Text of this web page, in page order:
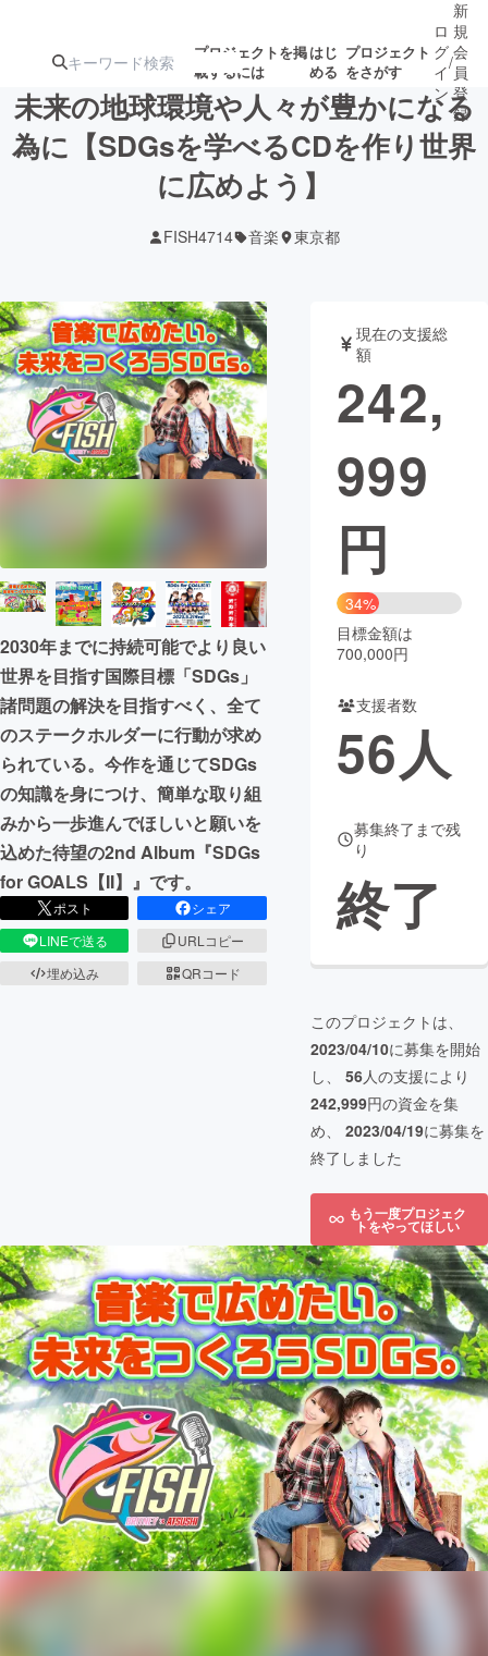
プロジェクトを掲
載するには
はじ
める
プロジェクト
をさがす
注目の新着プロ募集終了が近いプ
ロジェクト
テクノロジー・ガジェット
映像・映画 書籍・雑誌
ビジネス・起業 チャレンジ
CAMPFIRE for Social Good CAMPFIRE Creation
CAMPFIREふるさと納税machi-ya コミュニティ
ロ
グ
イ
ン
/
新
規
会
員
登
録
未来の地球環境や人々が豊かになる
為に【SDGsを学べるCDを作り世界
に広めよう】
FISH4714 音楽 東京都
2030年までに持続可能でより良い
世界を目指す国際目標「SDGs」
諸問題の解決を目指すべく、全て
のステークホルダーに行動が求め
られている。今作を通じてSDGs
の知識を身につけ、簡単な取り組
みから一歩進んでほしいと願いを
込めた待望の2nd Album『SDGs
for GOALS【II】』です。
ポスト
シェア
LINEで送る
URLコピー
埋め込み
QRコード
現在の支援総
額
242,
999
円
34%
目標金額は
700,000円
支援者数
56人
募集終了まで残
り
終了
このプロジェクトは、
2023/04/10に募集を開始
し、 56人の支援により
242,999円の資金を集
め、 2023/04/19に募集を
終了しました
もう一度プロジェク
トをやってほしい